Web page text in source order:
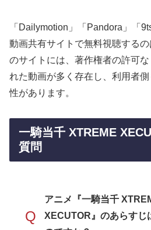
「Dailymotion」「Pandora」「
動画共有サイトで無料視聴する
のサイトには、著作権者の許可
れた動画が多く存在し、利用者
性があります。
一騎当千 XTREME
質問
Q
アニメ『一騎当千
XECUTOR』のあらすじ